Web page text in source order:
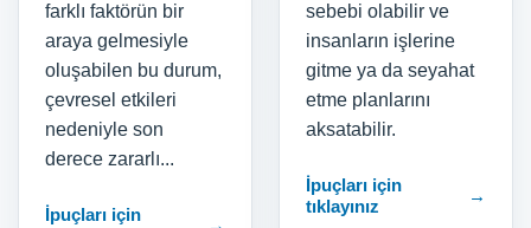
farklı faktörün bir
araya gelmesiyle
oluşabilen bu durum,
çevresel etkileri
nedeniyle son
derece zararlı...
İpuçları için
sebebi olabilir ve
insanların işlerine
gitme ya da seyahat
etme planlarını
aksatabilir.
İpuçları için
tıklayınız
→